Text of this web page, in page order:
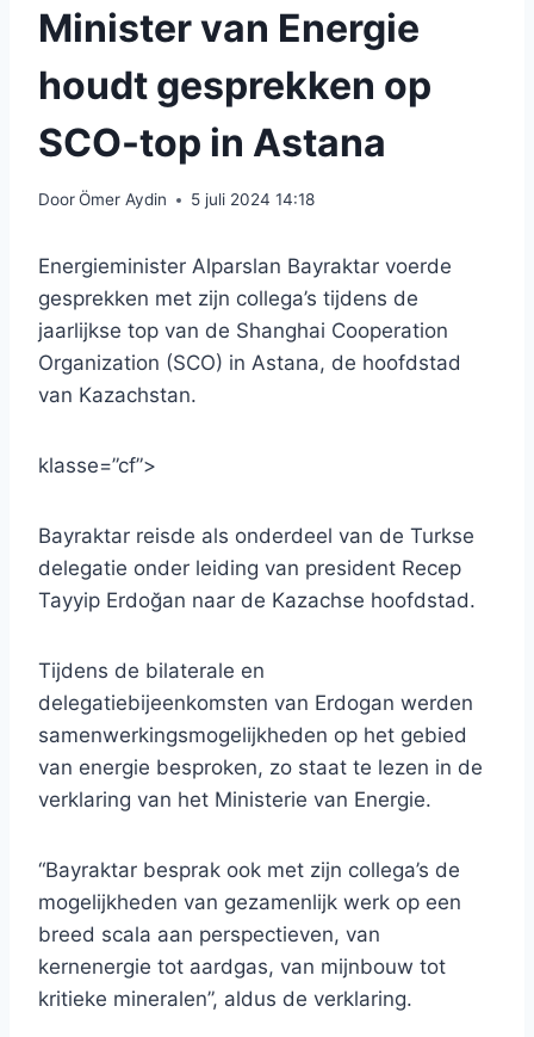
Minister van Energie
houdt gesprekken op
SCO-top in Astana
DoorÖmer Aydin 5 juli 2024 14:18
Energieminister Alparslan Bayraktar voerde
gesprekken met zijn collega’s tijdens de
jaarlijkse top van de Shanghai Cooperation
Organization (SCO) in Astana, de hoofdstad
van Kazachstan.
klasse=”cf”>
Bayraktar reisde als onderdeel van de Turkse
delegatie onder leiding van president Recep
Tayyip Erdoğan naar de Kazachse hoofdstad.
Tijdens de bilaterale en
delegatiebijeenkomsten van Erdogan werden
samenwerkingsmogelijkheden op het gebied
van energie besproken, zo staat te lezen in de
verklaring van het Ministerie van Energie.
“Bayraktar besprak ook met zijn collega’s de
mogelijkheden van gezamenlijk werk op een
breed scala aan perspectieven, van
kernenergie tot aardgas, van mijnbouw tot
kritieke mineralen”, aldus de verklaring.